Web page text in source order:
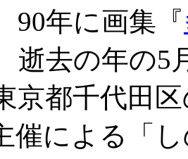
90年に画集『
逝去の年の5
京都千代田
催による「